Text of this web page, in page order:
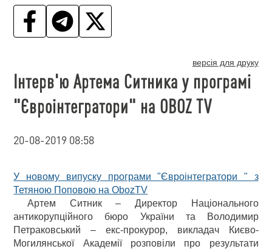
версія для друку
Інтерв'ю Артема Ситника у програмі
"Євроінтегратори" на OBOZ TV
20-08-2019 08:58
У новому випуску програми "Євроінтегратори " з
Тетяною Поповою на ObozTV
Артем Ситник – Директор Національного
антикорупційного бюро України та Володимир
Петраковський – екс-прокурор, викладач Києво-
Могилянської Академії розповіли про результати